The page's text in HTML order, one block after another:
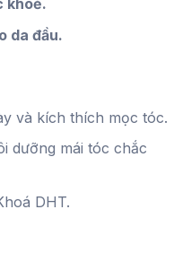
khoẻ.
da đầu.
và kích thích mọc tóc.
dưỡng mái tóc chắc
DHT.